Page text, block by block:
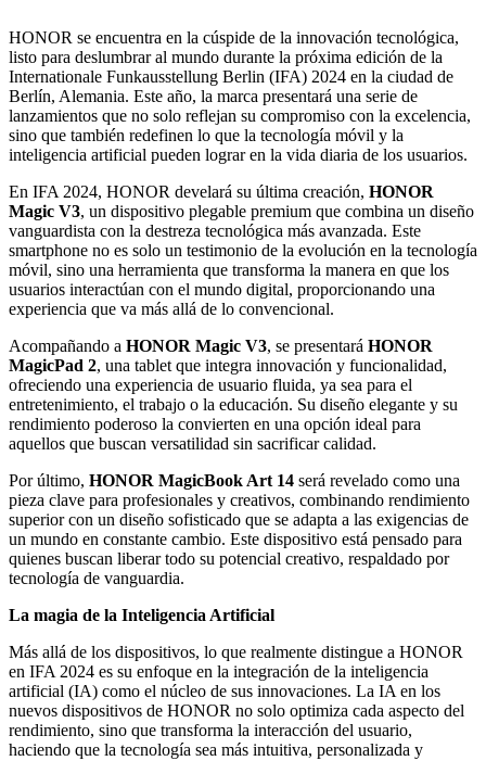
HONOR se encuentra en la cúspide de la innovación tecnológica,
listo para deslumbrar al mundo durante la próxima edición de la
Internationale Funkausstellung Berlin (IFA) 2024 en la ciudad de
Berlín, Alemania. Este año, la marca presentará una serie de
lanzamientos que no solo reflejan su compromiso con la excelencia,
sino que también redefinen lo que la tecnología móvil y la
inteligencia artificial pueden lograr en la vida diaria de los usuarios.
En IFA 2024, HONOR develará su última creación, HONOR
Magic V3, un dispositivo plegable premium que combina un diseño
vanguardista con la destreza tecnológica más avanzada. Este
smartphone no es solo un testimonio de la evolución en la tecnología
móvil, sino una herramienta que transforma la manera en que los
usuarios interactúan con el mundo digital, proporcionando una
experiencia que va más allá de lo convencional.
Acompañando a HONOR Magic V3, se presentará HONOR
MagicPad 2, una tablet que integra innovación y funcionalidad,
ofreciendo una experiencia de usuario fluida, ya sea para el
entretenimiento, el trabajo o la educación. Su diseño elegante y su
rendimiento poderoso la convierten en una opción ideal para
aquellos que buscan versatilidad sin sacrificar calidad.
Por último, HONOR MagicBook Art 14 será revelado como una
pieza clave para profesionales y creativos, combinando rendimiento
superior con un diseño sofisticado que se adapta a las exigencias de
un mundo en constante cambio. Este dispositivo está pensado para
quienes buscan liberar todo su potencial creativo, respaldado por
tecnología de vanguardia.
La magia de la Inteligencia Artificial
Más allá de los dispositivos, lo que realmente distingue a HONOR
en IFA 2024 es su enfoque en la integración de la inteligencia
artificial (IA) como el núcleo de sus innovaciones. La IA en los
nuevos dispositivos de HONOR no solo optimiza cada aspecto del
rendimiento, sino que transforma la interacción del usuario,
haciendo que la tecnología sea más intuitiva, personalizada y